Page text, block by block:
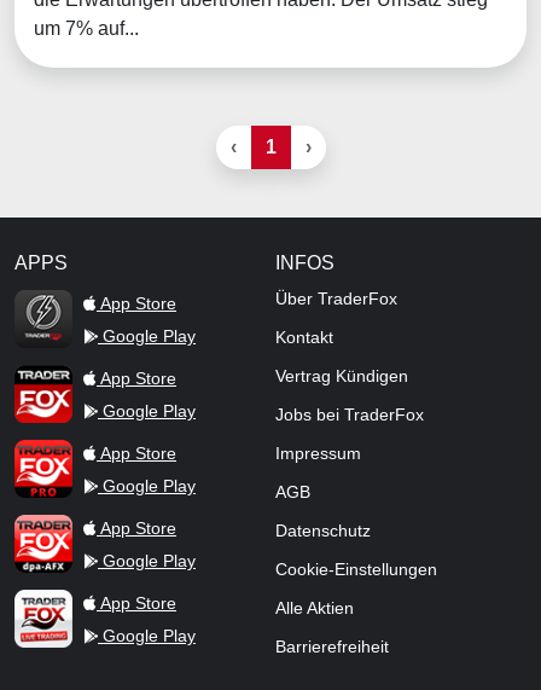
um 7% auf...
‹ 1 ›
APPS
TraderFox Flash
App Store
Google Play
TraderFox AppApp Store
Google Play
TraderFox ProApp Store
Google Play
TraderFox dpa-AFX ProFeed
App Store
Google Play
TraderFox Live Trading
App Store
Google Play
INFOS
Über TraderFox
Kontakt
Vertrag Kündigen
Jobs bei TraderFox
Impressum
AGB
Datenschutz
Cookie-Einstellungen
Alle Aktien
Barrierefreiheit